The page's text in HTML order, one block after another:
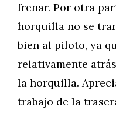
frenar. Por otra
horquilla no se
bien al piloto, ya
relativamente
la horquilla.
trabajo de la